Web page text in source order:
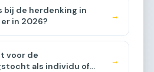
bij de herdenking in
in 2026?
→
voor de
als individu of
→